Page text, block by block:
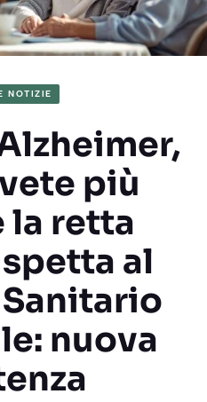
NOTIZIE
più
la retta
spetta al
nuova